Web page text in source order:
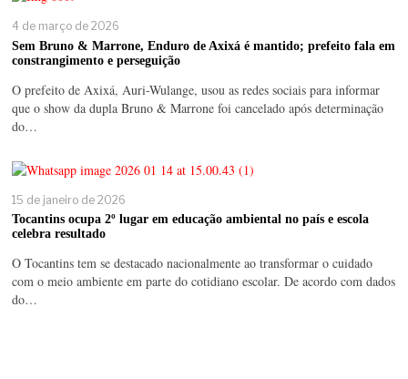
4 de março de 2026
Sem Bruno & Marrone, Enduro de Axixá é mantido; prefeito fala em
constrangimento e perseguição
O prefeito de Axixá, Auri-Wulange, usou as redes sociais para informar
que o show da dupla Bruno & Marrone foi cancelado após determinação
do…
15 de janeiro de 2026
Tocantins ocupa 2º lugar em educação ambiental no país e escola
celebra resultado
O Tocantins tem se destacado nacionalmente ao transformar o cuidado
com o meio ambiente em parte do cotidiano escolar. De acordo com dados
do…